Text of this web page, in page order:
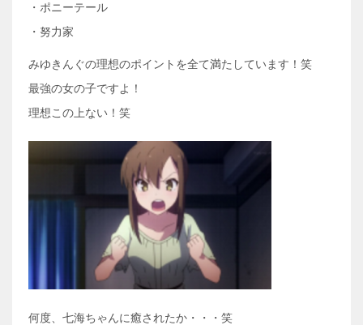
・ポニーテール
・努力家
みゆきんぐの理想のポイントを全て満たしています！笑
最強の女の子ですよ！
理想この上ない！笑
何度、七海ちゃんに癒されたか・・・笑